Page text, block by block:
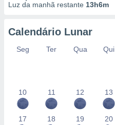
Luz da manhã restante 13h6m
Calendário Lunar
Seg Ter Qua Qui
10 11 12 13
17 18 19 20